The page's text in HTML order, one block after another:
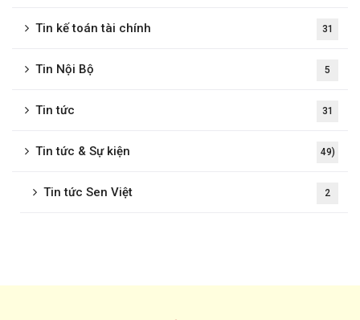
Tin kế toán tài chính 31
Tin Nội Bộ 5
Tin tức 31
Tin tức & Sự kiện 49)
Tin tức Sen Việt 2